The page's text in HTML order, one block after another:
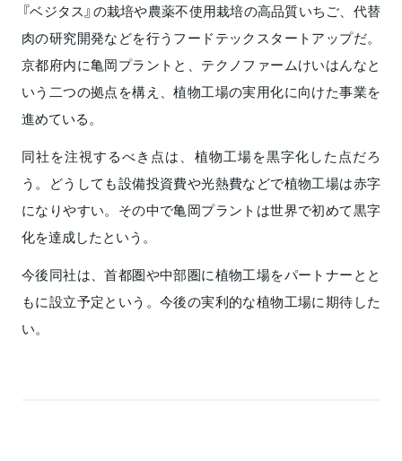
『ベジタス』の栽培や農薬不使用栽培の高品質いちご、代替
肉の研究開発などを行うフードテックスタートアップだ。
京都府内に亀岡プラントと、テクノファームけいはんなと
いう二つの拠点を構え、植物工場の実用化に向けた事業を
進めている。
同社を注視するべき点は、植物工場を黒字化した点だろ
う。どうしても設備投資費や光熱費などで植物工場は赤字
になりやすい。その中で亀岡プラントは世界で初めて黒字
化を達成したという。
今後同社は、首都圏や中部圏に植物工場をパートナーとと
もに設立予定という。今後の実利的な植物工場に期待した
い。